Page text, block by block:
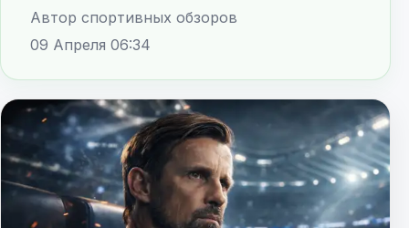
Автор спортивных обзоров
09 Апреля 06:34